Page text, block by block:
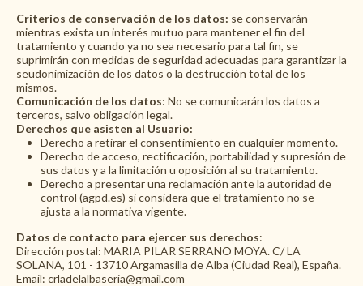
Criterios de conservación de los datos: se conservarán
mientras exista un interés mutuo para mantener el fin del
tratamiento y cuando ya no sea necesario para tal fin, se
suprimirán con medidas de seguridad adecuadas para garantizar la
seudonimización de los datos o la destrucción total de los
mismos.
Comunicación de los datos: No se comunicarán los datos a
terceros, salvo obligación legal.
Derechos que asisten al Usuario:
Derecho a retirar el consentimiento en cualquier momento.
Derecho de acceso, rectificación, portabilidad y supresión de
sus datos y a la limitación u oposición al su tratamiento.
Derecho a presentar una reclamación ante la autoridad de
control (agpd.es) si considera que el tratamiento no se
ajusta a la normativa vigente.
Datos de contacto para ejercer sus derechos:
Dirección postal: MARIA PILAR SERRANO MOYA. C/ LA
SOLANA, 101 - 13710 Argamasilla de Alba (Ciudad Real), España.
Email: crladelalbaseria@gmail.com